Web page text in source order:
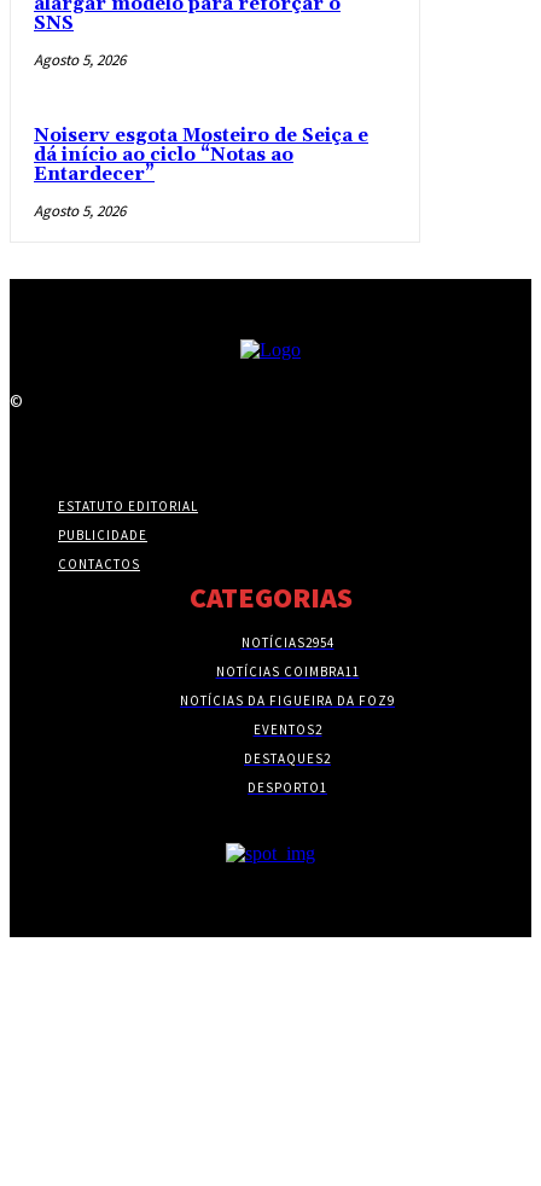
SNS
Agosto 5, 2026
Noiserv esgota Mosteiro de Seiça e
dá início ao ciclo “Notas ao
Entardecer”
Agosto 5, 2026
©
ESTATUTO EDITORIAL
PUBLICIDADE
CONTACTOS
CATEGORIAS
NOTÍCIAS2954
NOTÍCIAS COIMBRA11
NOTÍCIAS DA FIGUEIRA DA FOZ9
EVENTOS2
DESTAQUES2
DESPORTO1